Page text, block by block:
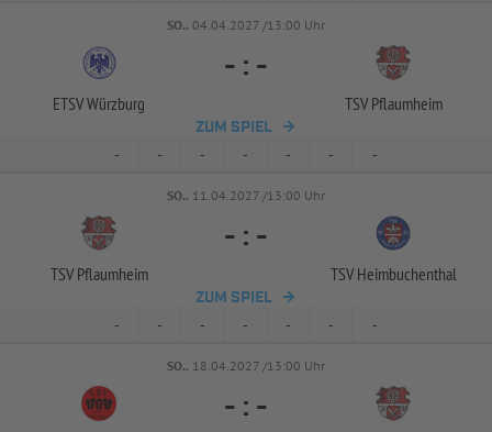
SO.. 04.04.2027 /13:00 Uhr
ETSV Würzburg
- : -
TSV Pflaumheim
ZUM SPIEL
- - - - - - -
SO.. 11.04.2027 /13:00 Uhr
TSV Pflaumheim
- : -
TSV Heimbuchenthal
ZUM SPIEL
- - - - - - -
SO.. 18.04.2027 /13:00 Uhr
- : -